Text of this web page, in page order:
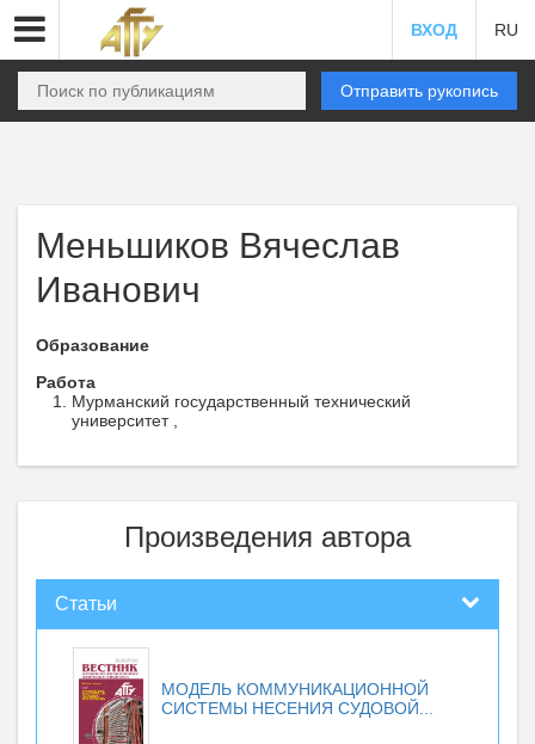
ВХОД RU
Отправить рукопись
Меньшиков Вячеслав
Иванович
Образование
Работа
Мурманский государственный технический
университет ,
Произведения автора
Статьи
МОДЕЛЬ КОММУНИКАЦИОННОЙ
СИСТЕМЫ НЕСЕНИЯ СУДОВОЙ...